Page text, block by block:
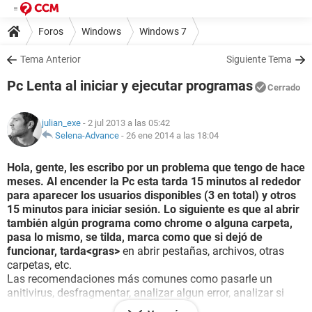
Foros Windows Windows 7
Tema Anterior Siguiente Tema
Pc Lenta al iniciar y ejecutar programas Cerrado
julian_exe - 2 jul 2013 a las 05:42
Selena-Advance - 26 ene 2014 a las 18:04
Hola, gente, les escribo por un problema que tengo de hace
meses. Al encender la Pc esta tarda 15 minutos al rededor
para aparecer los usuarios disponibles (3 en total) y otros
15 minutos para iniciar sesión. Lo siguiente es que al abrir
también algún programa como chrome o alguna carpeta,
pasa lo mismo, se tilda, marca como que si dejó de
funcionar, tarda<gras> en abrir pestañas, archivos, otras
carpetas, etc.
Las recomendaciones más comunes como pasarle un
anitivirus, desfragmentar, analizar algun error, analizar si
o limpiar el disco (con Cclaner) ya las